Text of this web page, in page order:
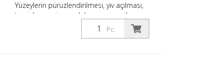
Yüzeylerin pürüzlendirilmesi, yiv açılması,
temizlenmesi veya dekoasyon yapılması
gereken her yerde VA 30 S doğru
makinedir. Kademesiz derinlik ayarlama
Pc.